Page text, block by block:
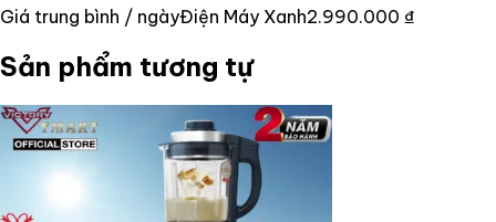
Giá trung bình / ngàyĐiện Máy Xanh2.990.000 ₫
Sản phẩm tương tự